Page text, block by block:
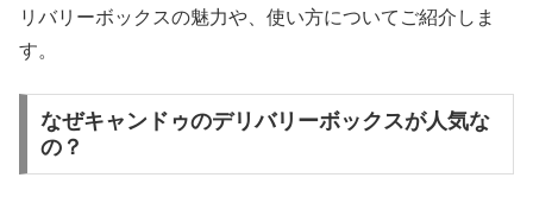
リバリーボックスの魅力や、使い方についてご紹介しま
す。
なぜキャンドゥのデリバリーボックスが人気な
の？